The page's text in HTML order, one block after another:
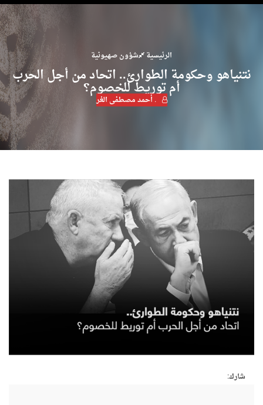
navigation
الرئيسية شؤون صهيونية
نتنياهو وحكومة الطوارئ.. اتحاد من أجل الحرب
أم توريط للخصوم؟
. أحمد مصطفى الغر
شارك: